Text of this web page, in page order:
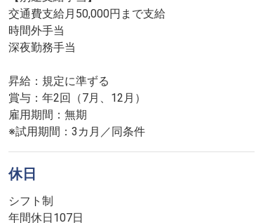
交通費支給月50,000円まで支給
時間外手当
深夜勤務手当
昇給：規定に準ずる
賞与：年2回（7月、12月）
雇用期間：無期
※試用期間：3カ月／同条件
休日
シフト制
年間休日107日